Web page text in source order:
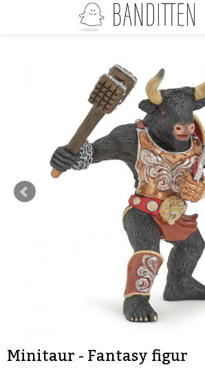
Minitaur - Fantasy figur